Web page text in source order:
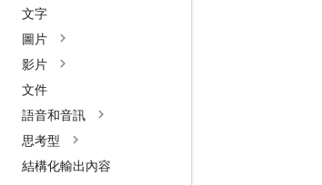
文字
圖片
影片
文件
語音和音訊
思考型
結構化輸出內容